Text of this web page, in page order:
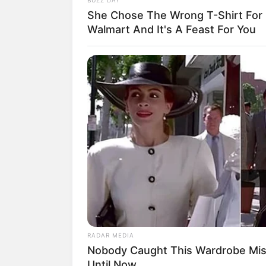
Ketiga
1. Pemilik nama asli Wan
Februari 1974
She Chose The Wrong T-Shirt For
Walmart And It's A Feast For You
RADAR MEDIA
Nobody Caught This Wardrobe